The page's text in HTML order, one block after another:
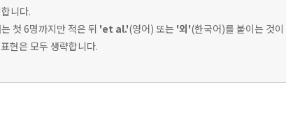
니다.
첫 6명까지만 적은 뒤 'et al.'(영어) 또는 '외'(한국어)를 붙이는 것
현은 모두 생략합니다.